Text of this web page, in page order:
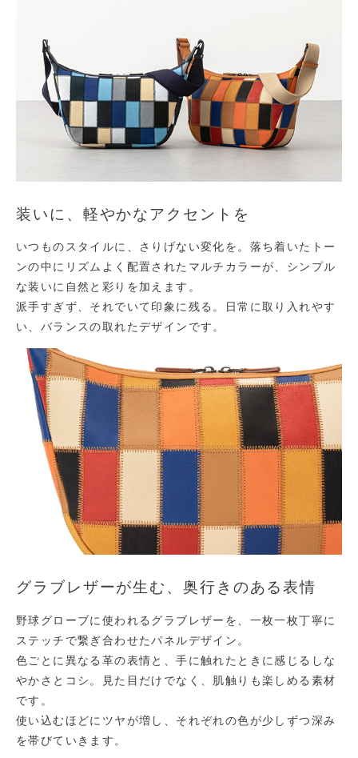
装いに、軽やかなアクセントを
いつものスタイルに、さりげない変化を。落ち着いたトー
ンの中にリズムよく配置されたマルチカラーが、シンプル
な装いに自然と彩りを加えます。
派手すぎず、それでいて印象に残る。日常に取り入れやす
い、バランスの取れたデザインです。
グラブレザーが生む、奥行きのある表情
野球グローブに使われるグラブレザーを、一枚一枚丁寧に
ステッチで繋ぎ合わせたパネルデザイン。
色ごとに異なる革の表情と、手に触れたときに感じるしな
やかさとコシ。見た目だけでなく、肌触りも楽しめる素材
です。
使い込むほどにツヤが増し、それぞれの色が少しずつ深み
を帯びていきます。